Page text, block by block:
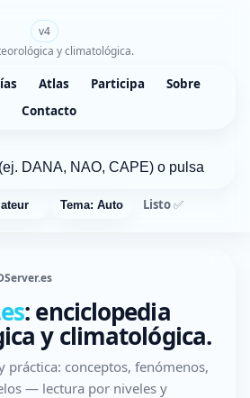
v4
y climatológica.
Atlas Participa
Sobre
Contacto
Tema: Auto Listo ✅
: enciclopedia
y climatológica.
práctica: conceptos, fenómenos,
— lectura por niveles y